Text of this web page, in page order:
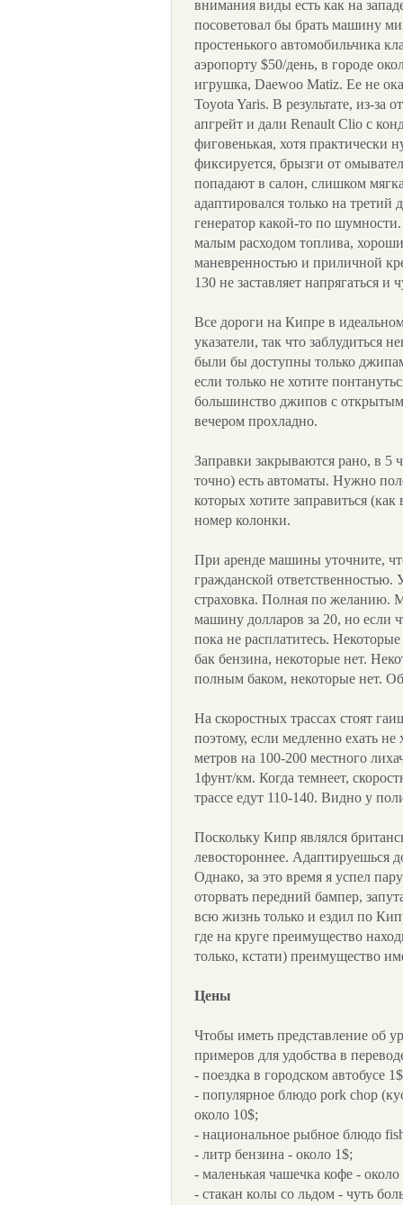
внимания виды есть как на
посоветовал бы брать машину
простенького автомобильчика
аэропорту $50/день, в городе
игрушка, Daewoo Matiz. Ее не
Toyota Yaris. В результате, из-за
апгрейт и дали Renault Clio с
фиговенькая, хотя практически
фиксируется, брызги от
попадают в салон, слишком
адаптировался только на третий
генератор какой-то по
малым расходом топлива,
маневренностью и приличной
130 не заставляет напрягаться и
Все дороги на Кипре в
указатели, так что заблудиться
были бы доступны только
если только не хотите
большинство джипов с
вечером прохладно.
Заправки закрываются рано, в 5
точно) есть автоматы. Нужно
которых хотите заправиться
номер колонки.
При аренде машины уточните,
гражданской ответственностью.
страховка. Полная по желанию.
машину долларов за 20, но если
пока не расплатитесь.
бак бензина, некоторые нет.
полным баком, некоторые нет.
На скоростных трассах стоят
поэтому, если медленно ехать
метров на 100-200 местного
1фунт/км. Когда темнеет,
трассе едут 110-140. Видно у
Поскольку Кипр являлся
левостороннее. Адаптируешься
Однако, за это время я успел
оторвать передний бампер,
всю жизнь только и ездил по
где на круге преимущество
только, кстати) преимущество
Цены
Чтобы иметь представление об
примеров для удобства в
- поездка в городском автобусе
- популярное блюдо pork chop
около 10$;
- национальное рыбное блюдо
- литр бензина - около 1$;
- маленькая чашечка кофе - около
- стакан колы со льдом - чуть